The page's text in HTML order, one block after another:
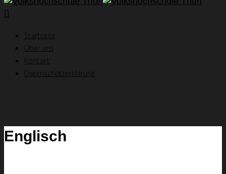
Startseite
Über uns
Kontakt
Datenschutzerklärung
Englisch